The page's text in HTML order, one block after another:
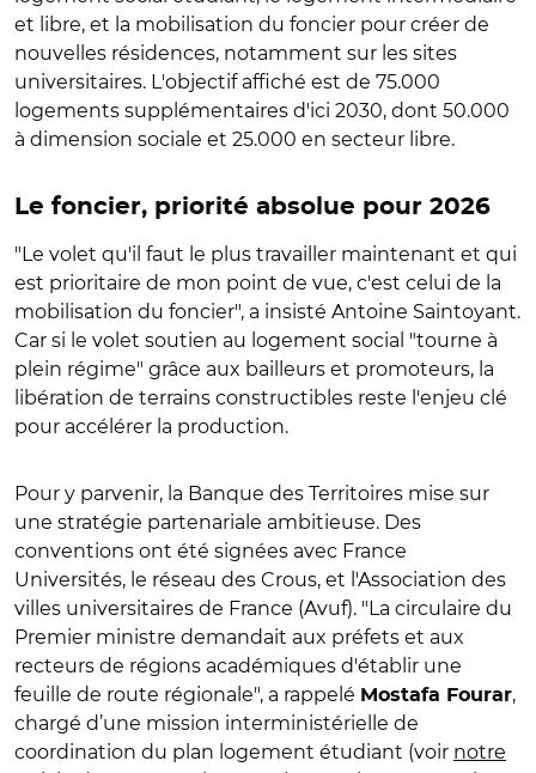
et libre, et la mobilisation du foncier pour créer de
nouvelles résidences, notamment sur les sites
universitaires. L'objectif affiché est de 75.000
logements supplémentaires d'ici 2030, dont 50.000
à dimension sociale et 25.000 en secteur libre.
Le foncier, priorité absolue pour 2026
"Le volet qu'il faut le plus travailler maintenant et qui
est prioritaire de mon point de vue, c'est celui de la
mobilisation du foncier", a insisté Antoine Saintoyant.
Car si le volet soutien au logement social "tourne à
plein régime" grâce aux bailleurs et promoteurs, la
libération de terrains constructibles reste l'enjeu clé
pour accélérer la production.
Pour y parvenir, la Banque des Territoires mise sur
une stratégie partenariale ambitieuse. Des
conventions ont été signées avec France
Universités, le réseau des Crous, et l'Association des
villes universitaires de France (Avuf). "La circulaire du
Premier ministre demandait aux préfets et aux
recteurs de régions académiques d'établir une
feuille de route régionale", a rappelé Mostafa Fourar,
chargé d’une mission interministérielle de
coordination du plan logement étudiant (voir notre